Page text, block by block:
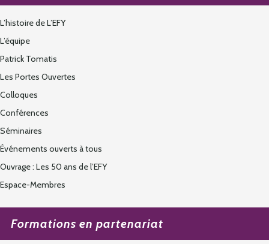
L’histoire de L’EFY
L’équipe
Patrick Tomatis
Les Portes Ouvertes
Colloques
Conférences
Séminaires
Événements ouverts à tous
Ouvrage : Les 50 ans de l’EFY
Espace-Membres
Formations en partenariat